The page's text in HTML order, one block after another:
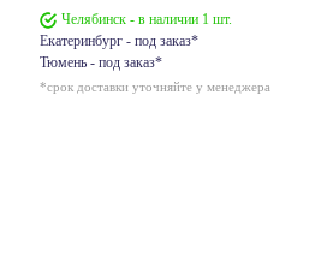
Челябинск - в наличии 1 шт.
Екатеринбург - под заказ*
Тюмень - под заказ*
*срок доставки уточняйте у менеджера